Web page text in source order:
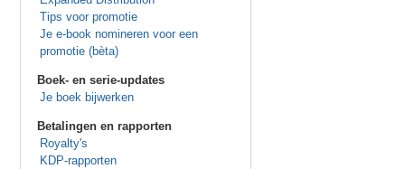
Tips voor promotie
Je e-book nomineren voor een
promotie (bèta)
Boek- en serie-updates
Je boek bijwerken
Betalingen en rapporten
Royalty's
KDP-rapporten